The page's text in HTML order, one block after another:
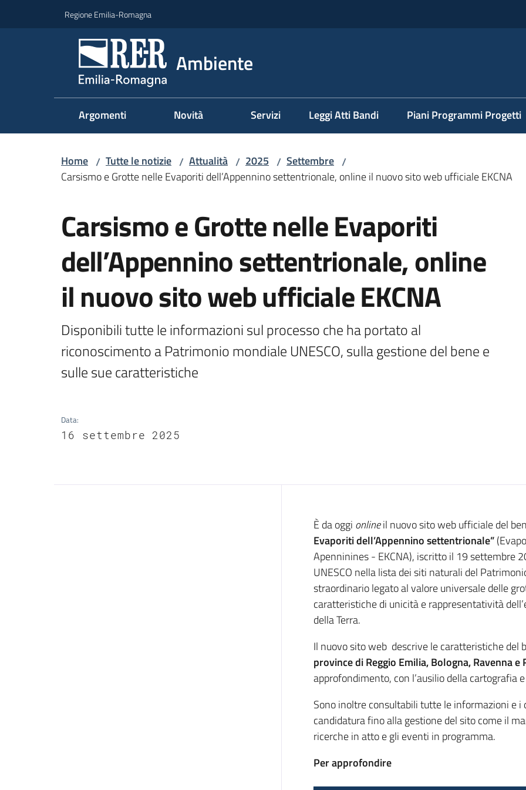
Regione Emilia-Romagna
Ambiente
Argomenti Novità Servizi Leggi Atti Bandi Piani Programmi Progetti
Home / Tutte le notizie / Attualità / 2025 / Settembre /
Carsismo e Grotte nelle Evaporiti dell’Appennino settentrionale, online il nuovo sito web ufficiale EKCNA
Carsismo e Grotte nelle Evaporiti
dell’Appennino settentrionale, online
il nuovo sito web ufficiale EKCNA
Disponibili tutte le informazioni sul processo che ha portato al
riconoscimento a Patrimonio mondiale UNESCO, sulla gestione del bene e
sulle sue caratteristiche
Data:
16 settembre 2025
Introduzione
È da oggi onlineil nuovo sito web ufficiale del
Evaporiti dell’Appennino settentrionale”
Apenninines - EKCNA), iscritto il 19 settembre
UNESCO nella lista dei siti naturali del
straordinario legato al valore universale delle
caratteristiche di unicità e rappresentatività
della Terra​.
Il nuovo sito web descrive le caratteristiche del
province di Reggio Emilia, Bologna, Ravenna e
approfondimento, con l’ausilio della cartografia
Sono inoltre consultabili tutte le informazioni e
candidatura fino alla gestione del sito come il
ricerche in atto e gli eventi in programma.
Per approfondire